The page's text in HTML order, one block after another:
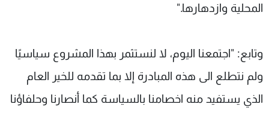
المحلية وازدهارها."
وتابع: "اجتمعنا اليوم، لا لنستثمر بهذا المشروع سياسيًا
ولم نتطلع الى هذه المبادرة إلا بما تقدمه للخير العام
الذي يستفيد منه اخصامنا بالسياسة كما أنصارنا وحلفاؤنا